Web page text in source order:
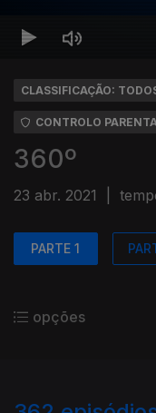
CLASSIFICAÇÃO:
CONTROLO
360º
23 abr. 2021
PARTE 1
opções